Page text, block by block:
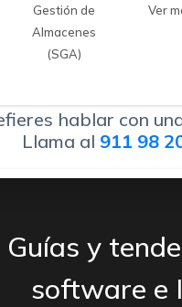
Gestión de
Almacenes
(SGA)
Ver
hablar con
Llama al 911 98
Guías y
software e